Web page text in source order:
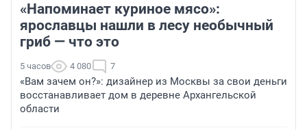
«Напоминает куриное мясо»:
ярославцы нашли в лесу необычный
гриб — что это
5 часов 4 080 7
«Вам зачем он?»: дизайнер из Москвы за свои деньги
восстанавливает дом в деревне Архангельской
области